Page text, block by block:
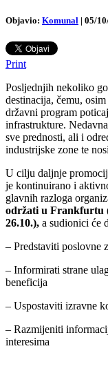
Objavio: Komunal | 05/
Print
Posljednjih nekoliko
destinacija, čemu,
državni program
infrastrukture.
sve prednosti, ali i
industrijske zone te
U cilju daljnje
je kontinuirano i
glavnih razloga
održati u Frankfurtu
26.10.), a sudionici će
– Predstaviti poslovne
– Informirati strane
beneficija
– Uspostaviti izravne
– Razmijeniti
interesima